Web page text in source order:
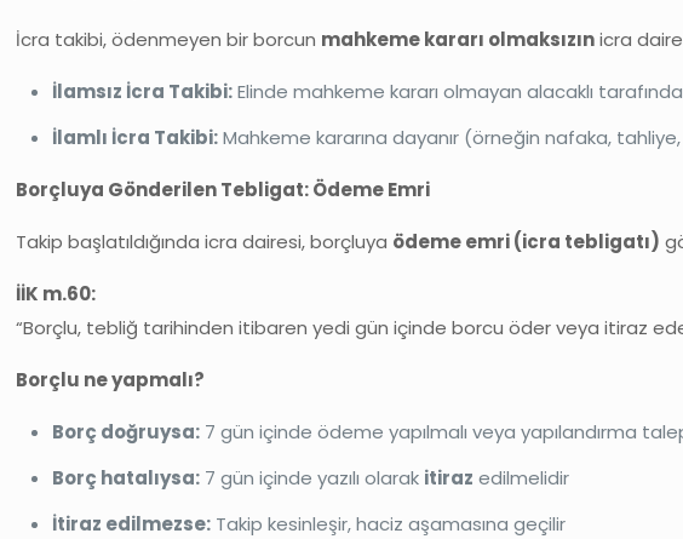
İcra takibi, ödenmeyen bir borcun mahkeme kararı olmaksızınicra
İlamsız İcra Takibi:Elinde mahkeme kararı olmayan alacaklı
İlamlı İcra Takibi:Mahkeme kararına dayanır (örneğin nafaka,
Borçluya Gönderilen Tebligat: Ödeme Emri
Takip başlatıldığında icra dairesi, borçluya ödeme emri (icra tebligatı)
İİK m.60:
“Borçlu, tebliğ tarihinden itibaren yedi gün içinde borcu öder veya itiraz
Borçlu ne yapmalı?
Borç doğruysa: 7 gün içinde ödeme yapılmalı veya yapılandırma
Borç hatalıysa: 7 gün içinde yazılı olarak itiraz edilmelidir
İtiraz edilmezse: Takip kesinleşir, haciz aşamasına geçilir